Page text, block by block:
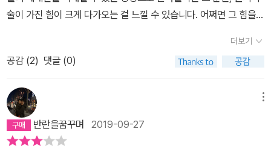
나. 그것이 미술이 되었고, 오늘날까지 고대이집트를 상상해 볼 수 있
다. 이집트의 왕 파라오의 영생을 기원하면서 만든 무덤인 피라미드…
그런데 이집트 사람들은 “메르”라고부른대… 사실 피라미드는 각뿔
모양을 나타내는 말이거든. 이집트파라오의 무덤 메르가 피라미드로
알려진 것은, 그리스 사람들이 피라미드로 불렀기 때문이래. 그리스
사람들이 고대 이집트 문화를 얕보고 폄하하려는 의도였다고 하는구
나. 피라미스뿐만아니라 스핑크스도 그런 의도로 이름 붙여진 것이라
고 하는구나. 스핑크스는 그리스 신화에 나오는 인간여자의 머리에
하는 목적일지도 모릅니다. 미술을 통해 긴 시간 인류가 품어온 바람
이나 생각을 이해하고, 그것이 오늘날에는 어떻게 미술 작품에 반영
되고 있는지 알아봄으로써 삶의 근본적 문제에 대해 생각해 볼 수 있
는 재료를 마련하는 겁니다.- P354미술이란 그저 보기에 예쁘고 아
식이 미술에 녹아 있고, 이를 통해 그들의 삶을 생생히 그려볼 수 있다
는 거예요. 표면적으로야 거칠고 투박해 보여도 메소포타미아 미술에
는 인류 문명이 성취한 가장 위대한 업적 중 하나인 ‘도시혁명‘의 핵심
이 담겨 있습니다.- P364많은 사람들은 알렉산더 대왕을 거대 제국
꼼꼼히 배치되어 있다. 저자는 ‘오른쪽 페이지의 그림을 보시면’, ‘뒤
쪽의 그림을 보시면’ 등 책의 판면 어디에 시각자료가 위치해 있는지
직접적으로 이야기하고, 실제로 저자가 가리키는 위치에 시각 자료가
배치되어 있다. 이것은 처음부터 텍스트와 시각자료의 위치를 고려해
지도, 일러스트, 그래프, 연대표 등 다양한 시각자료들을 적재적소에
배치해, 독자들은 책의 시각적 흐름을 따라가며 자연스럽게 정보를
받아들일 수 있다. 또한 깔끔한 편집과 다채로운 시각 자료들은 독자
들에게 보는 즐거움을 주고, 책을 소장하고 싶다는 욕구를 불러일으
술이 가진 힘이 크게 다가오는 걸 느낄 수 있습니다. 어쩌면 그 힘을
니다. 수만 년 전 원시인들이 처음 벽화를 그린 이래 문명은 복잡하게
변화했고, 온갖 기술과 제도도 현란하게 우리 눈을 어지럽힙니다. 하
지만 그런 지금도 원시미술은 우리 가슴을 뛰게 만듭니다. 왜일까요?
우리 마음속 어딘가에 원시미술의 꿈틀거린느 생명력이, 그 생명력을
표현하고자 하는 호모 그라피쿠스가 살아 있기 때문일지도 모릅니다.
167-168
더보기
공감 (2) 댓글 (0)
반란을꿈꾸며 2019-09-27